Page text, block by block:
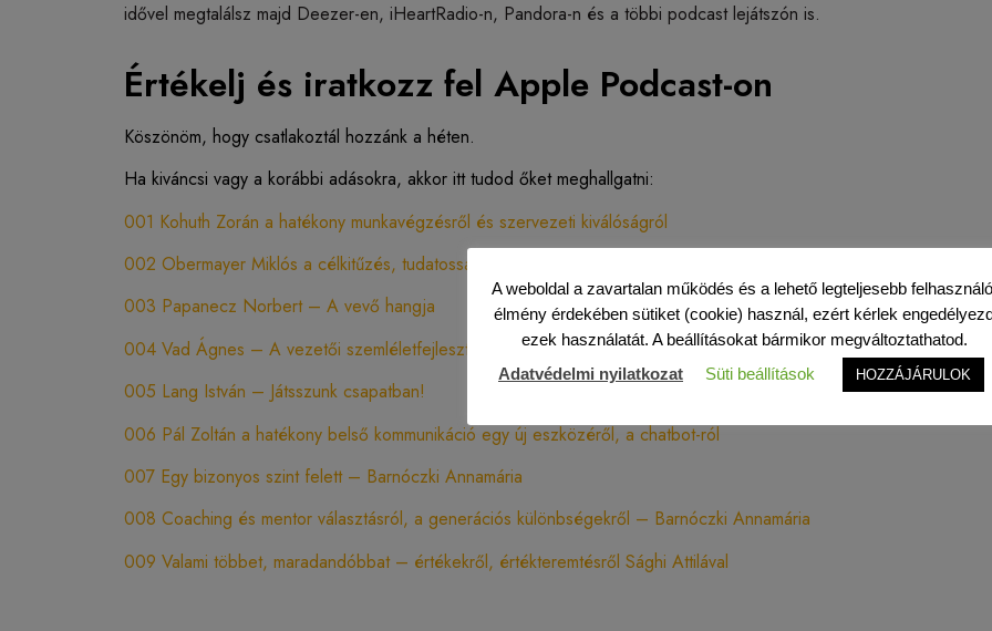
idővel megtalálsz majd Deezer-en, iHeartRadio-n, Pandora-n és a többi podcast lejátszón is.
Értékelj és iratkozz fel Apple Podcast-on
Köszönöm, hogy csatlakoztál hozzánk a héten.
Ha kiváncsi vagy a korábbi adásokra, akkor itt tudod őket meghallgatni:
001 Kohuth Zorán a hatékony munkavégzésről és szervezeti kiválóságról
002 Obermayer Miklós a célkitűzés, tudatosság és fókusz jelentőségéről
003 Papanecz Norbert – A vevő hangja
004 Vad Ágnes – A vezetői szemléletfejlesztés lehetőségeiről
005 Lang István – Játsszunk csapatban!
006 Pál Zoltán a hatékony belső kommunikáció egy új eszközéről, a chatbot-ról
007 Egy bizonyos szint felett – Barnóczki Annamária
008 Coaching és mentor választásról, a generációs különbségekről – Barnóczki Annamária
009 Valami többet, maradandóbbat – értékekről, értékteremtésről Sághi Attilával
A weboldal a zavartalan működés és a lehető legteljesebb
élmény érdekében sütiket (cookie) használ, ezért kérlek
ezek használatát. A beállításokat bármikor megváltoztathatod.
Adatvédelmi nyilatkozat
Süti beállítások HOZZÁJÁRULOK